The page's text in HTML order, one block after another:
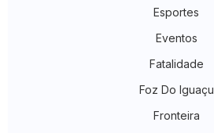
Esportes
Eventos
Fatalidade
Foz Do Iguaçu
Fronteira